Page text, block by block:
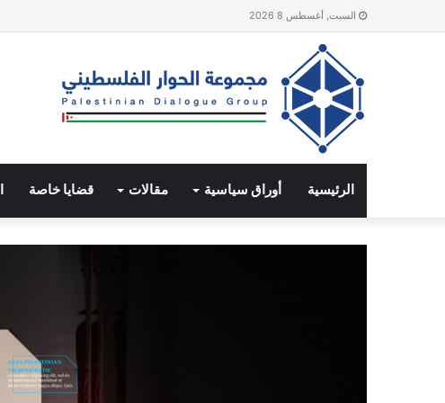
السبت, أغسطس 8 2026
الرئيسية أوراق سياسية مقالات قضايا خاصة